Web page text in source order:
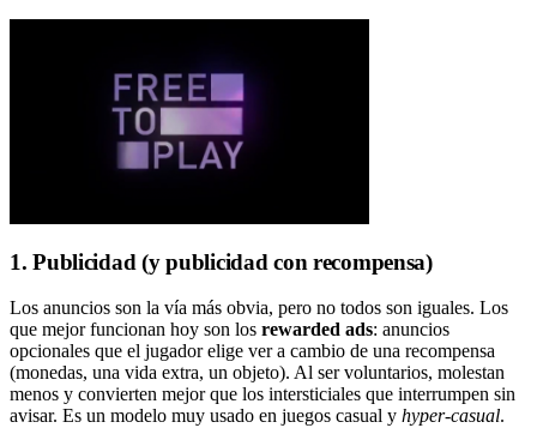
1. Publicidad (y publicidad con recompensa)
Los anuncios son la vía más obvia, pero no todos son iguales. Los
que mejor funcionan hoy son los rewarded ads: anuncios
opcionales que el jugador elige ver a cambio de una recompensa
(monedas, una vida extra, un objeto). Al ser voluntarios, molestan
menos y convierten mejor que los intersticiales que interrumpen sin
avisar. Es un modelo muy usado en juegos casual y hyper-casual.